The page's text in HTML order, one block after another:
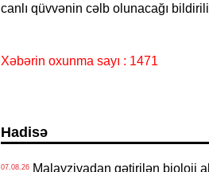
canlı qüvvənin cəlb olunacağı
Xəbərin oxunma sayı : 1471
Hadisə
07.08.26Malayziyadan gətirilən bioloji